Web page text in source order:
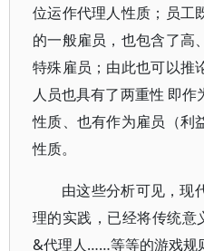
位运作代理人性质；员工
的一般雇员，也包含了高
特殊雇员；由此也可以推
人员也具有了两重性 即
性质、也有作为雇员（利
性质。
由这些分析可见，现
理的实践，已经将传统意
&代理人……等等的游戏规